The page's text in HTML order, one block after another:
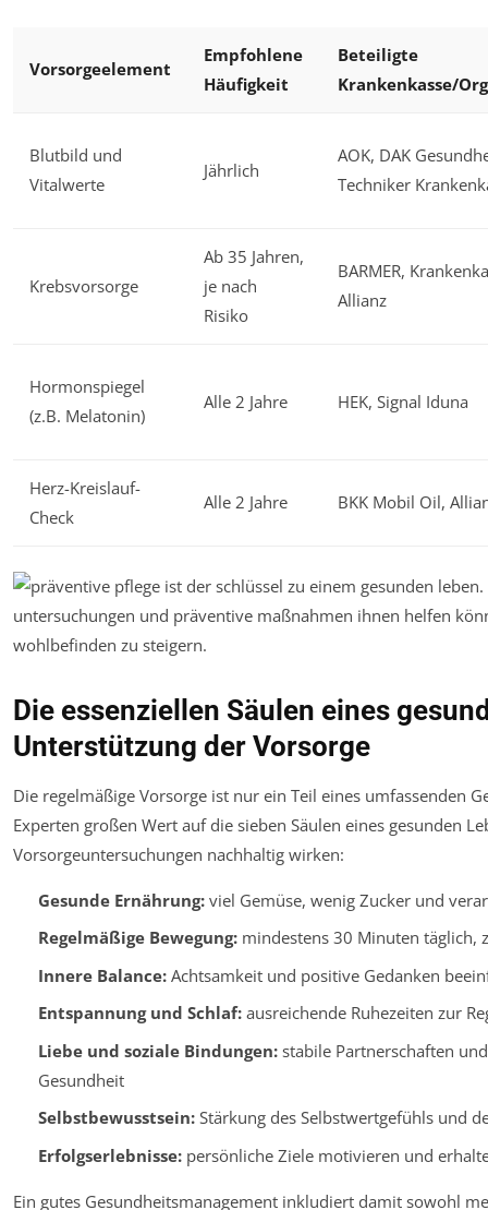
Vorsorgeelement
Empfohlene
Häufigkeit
Beteiligte
Krankenkasse/
Blutbild und
Vitalwerte
Jährlich
AOK, DAK
Techniker
Krebsvorsorge
Ab 35 Jahren,
je nach
Risiko
BARMER,
Allianz
Hormonspiegel
(z.B. Melatonin)
Alle 2 Jahre HEK, Signal Iduna
Herz-Kreislauf-
Check
Alle 2 Jahre BKK Mobil Oil,
Die essenziellen Säulen eines
Unterstützung der Vorsorge
Die regelmäßige Vorsorge ist nur ein Teil eines umfassenden
Experten großen Wert auf die sieben Säulen eines gesunden
Vorsorgeuntersuchungen nachhaltig wirken:
Gesunde Ernährung:viel Gemüse, wenig Zucker und
Regelmäßige Bewegung:mindestens 30 Minuten täglich,
Innere Balance:Achtsamkeit und positive Gedanken
Entspannung und Schlaf:ausreichende Ruhezeiten zur
Liebe und soziale Bindungen:stabile Partnerschaften
Gesundheit
Selbstbewusstsein:Stärkung des Selbstwertgefühls und
Erfolgserlebnisse:persönliche Ziele motivieren und
Ein gutes Gesundheitsmanagement inkludiert damit sowohl